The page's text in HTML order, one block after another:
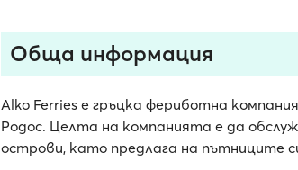
Обща информация
Alko Ferries е гръцка фериботна
Родос. Целта на компанията е да
острови, като предлага на пътниците